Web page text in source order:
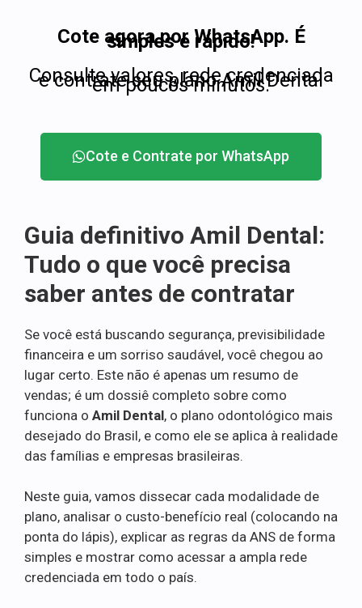
Cote agora por WhatsApp. É
simples e rápido!
Consulte valores, rede credenciada
e contrate seu plano Amil Dental
em poucos minutos.
Cote e Contrate por WhatsApp
Guia definitivo Amil Dental:
Tudo o que você precisa
saber antes de contratar
Se você está buscando segurança, previsibilidade
financeira e um sorriso saudável, você chegou ao
lugar certo. Este não é apenas um resumo de
vendas; é um dossiê completo sobre como
funciona o Amil Dental, o plano odontológico mais
desejado do Brasil, e como ele se aplica à realidade
das famílias e empresas brasileiras.
Neste guia, vamos dissecar cada modalidade de
plano, analisar o custo-benefício real (colocando na
ponta do lápis), explicar as regras da ANS de forma
simples e mostrar como acessar a ampla rede
credenciada em todo o país.